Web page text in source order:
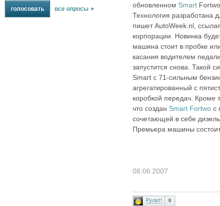
все опросы
обновленном Smart
Технология разработана
пишет AutoWeek.nl,
корпорации. Новинка
машина стоит в пробке
касания водителем
запустится снова. Такой
Smart с 71‑сильным
агрегатированный с
коробкой передач. Кроме
что создан Smart Fortwo с
сочетающей в себе
Премьера машины
08.06.2007
Рулит! 0